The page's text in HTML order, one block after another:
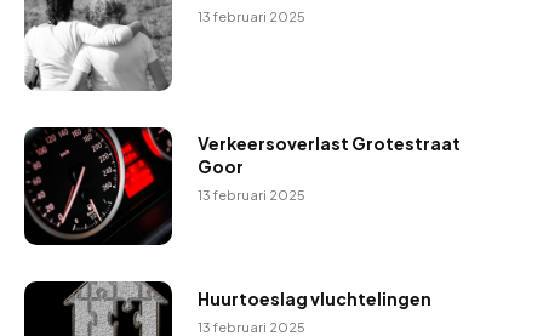
13 februari 2025
Verkeersoverlast Grotestraat
Goor
13 februari 2025
Huurtoeslag vluchtelingen
13 februari 2025